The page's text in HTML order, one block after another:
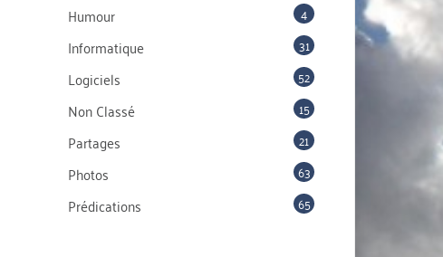
Humour 4
Informatique 31
Logiciels 52
Non Classé 15
Partages 21
Photos 63
Prédications 65